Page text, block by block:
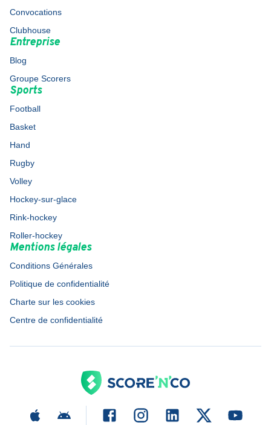
Convocations
Clubhouse
Entreprise
Blog
Groupe Scorers
Sports
Football
Basket
Hand
Rugby
Volley
Hockey-sur-glace
Rink-hockey
Roller-hockey
Mentions légales
Conditions Générales
Politique de confidentialité
Charte sur les cookies
Centre de confidentialité